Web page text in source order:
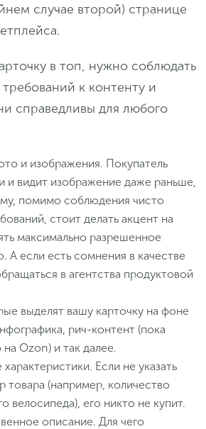
случае второй) странице
в топ, нужно соблюдать
к контенту и
справедливы для любого
и изображения. Покупатель
и видит изображение даже раньше,
помимо соблюдения чисто
стоит делать акцент на
максимально разрешенное
А если есть сомнения в качестве
в агентства продуктовой
выделят вашу карточку на фоне
рич-контент (пока
Ozon) и так далее.
Если не указать
товара (например, количество
велосипеда), его никто не купит.
описание. Для чего